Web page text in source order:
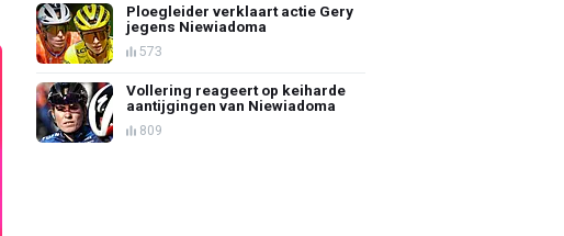
Ploegleider verklaart actie Gery
jegens Niewiadoma
573
Vollering reageert op keiharde
aantijgingen van Niewiadoma
809